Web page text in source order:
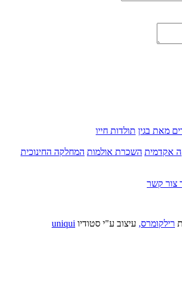
מאת בגין תולדות חייו
אקדמית השכרת אולמות המחלקה החינוכית
צור קשר
רילקומרס, עיצוב ע"י סטודיו uniqui